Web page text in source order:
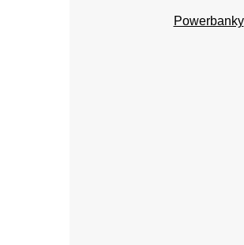
Powerbanky